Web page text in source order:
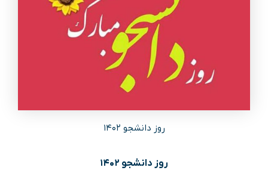
روز دانشجو ۱۴۰۲
روز دانشجو ۱۴۰۲